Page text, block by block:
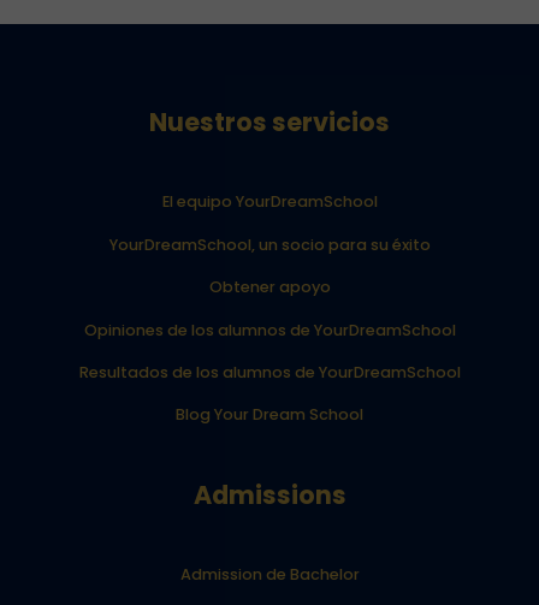
Nuestros servicios
El equipo YourDreamSchool
YourDreamSchool, un socio para su éxito
Obtener apoyo
Opiniones de los alumnos de YourDreamSchool
Resultados de los alumnos de YourDreamSchool
Blog Your Dream School
Admissions
Admission de Bachelor